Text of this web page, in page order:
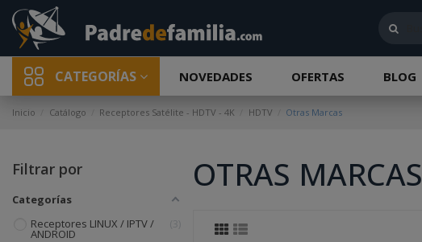
CATEGORÍAS NOVEDADES OFERTAS BLOG
Inicio Catálogo Receptores Satélite - HDTV - 4K HDTV Otras Marcas
OTRAS MARCAS
Filtrar por
Categorías
Receptores LINUX / IPTV /
ANDROID
3